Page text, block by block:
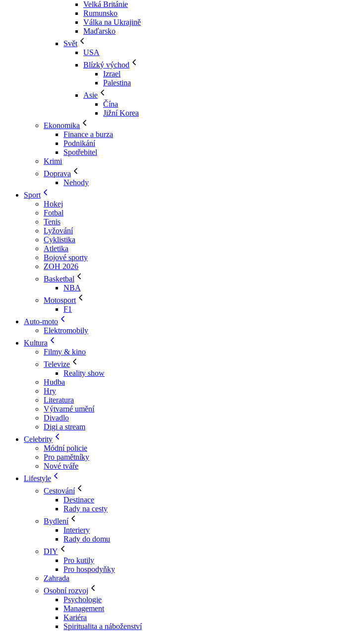
Velká Británie
Rumunsko
Válka na Ukrajině
Maďarsko
Svět
USA
Blízký východ
Izrael
Palestina
Asie
Čína
Jižní Korea
Ekonomika
Finance a burza
Podnikání
Spotřebitel
Krimi
Doprava
Nehody
Sport
Hokej
Fotbal
Tenis
Lyžování
Cyklistika
Atletika
Bojové sporty
ZOH 2026
Basketbal
NBA
Motosport
F1
Auto-moto
Elektromobily
Kultura
Filmy & kino
Televize
Reality show
Hudba
Hry
Literatura
Výtvarné umění
Divadlo
Digi a stream
Celebrity
Módní policie
Pro pamětníky
Nové tváře
Lifestyle
Cestování
Destinace
Rady na cesty
Bydlení
Interiery
Rady do domu
DIY
Pro kutily
Pro hospodyňky
Zahrada
Osobní rozvoj
Psychologie
Management
Kariéra
Spiritualita a náboženství